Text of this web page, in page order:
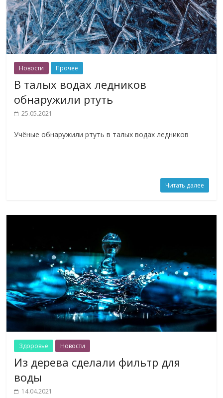
Новости Прочее
В талых водах ледников
обнаружили ртуть
25.05.2021
Учёные обнаружили ртуть в талых водах ледников
Читать далее
Здоровье Новости
Из дерева сделали фильтр для
воды
14.04.2021